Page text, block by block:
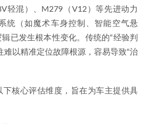
轻混）、M279（V12）等先进动力
统（如魔术车身控制、智能空气悬
已发生根本性变化。传统的“经验判
难以精准定位故障根源，容易导致“治
下核心评估维度，旨在为车主提供具